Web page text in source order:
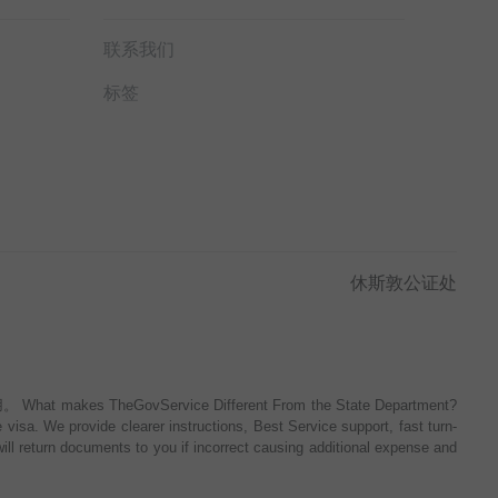
联系我们
标签
休斯敦公证处
What makes TheGovService Different From the State Department?
We provide clearer instructions, Best Service support, fast turn-
return documents to you if incorrect causing additional expense and